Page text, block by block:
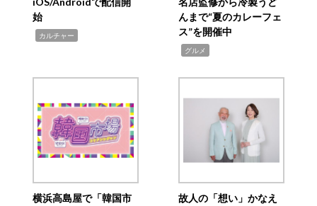
始
カルチャー
んまで“夏のカレーフェ
ス”を開催中
グルメ
横浜高島屋で「韓国市
故人の「想い」かなえ